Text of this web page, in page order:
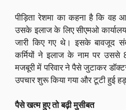
पीड़िता रेशमा का कहना है कि
उसके इलाज के लिए सीएमओ
जारी किए गए थे। इसके बावजूद
कर्मियों ने इलाज के नाम पर उससे
मजबूरी में परिवार ने पैसे जुटाकर
उपचार शुरू किया गया और टूटी हुई
पैसे खत्म हुए तो बढ़ी मुसीबत